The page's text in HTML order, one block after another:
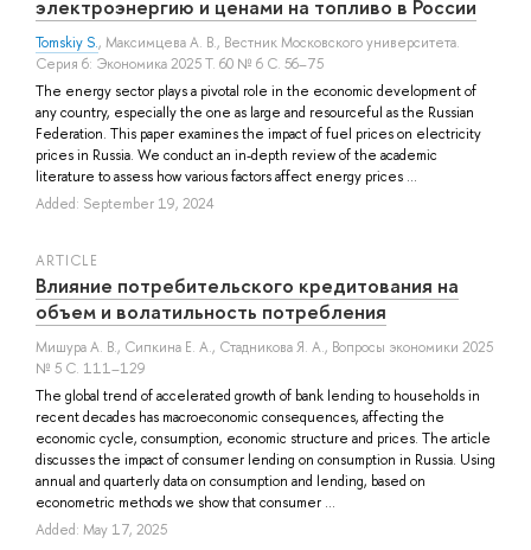
электроэнергию и ценами на топливо в России
Tomskiy S., Максимцева А. В., Вестник Московского университета.
Серия 6: Экономика 2025 Т. 60 № 6 С. 56–75
The energy sector plays a pivotal role in the economic development of
any country, especially the one as large and resourceful as the Russian
Federation. This paper examines the impact of fuel prices on electricity
prices in Russia. We conduct an in-depth review of the academic
literature to assess how various factors affect energy prices ...
Added: September 19, 2024
ARTICLE
Влияние потребительского кредитования на
объем и волатильность потребления
Мишура А. В., Сипкина Е. А., Стадникова Я. А., Вопросы экономики 2025
№ 5 С. 111–129
The global trend of accelerated growth of bank lending to households in
recent decades has macroeconomic consequences, affecting the
economic cycle, consumption, economic structure and prices. The article
discusses the impact of consumer lending on consumption in Russia. Using
annual and quarterly data on consumption and lending, based on
econometric methods we show that consumer ...
Added: May 17, 2025